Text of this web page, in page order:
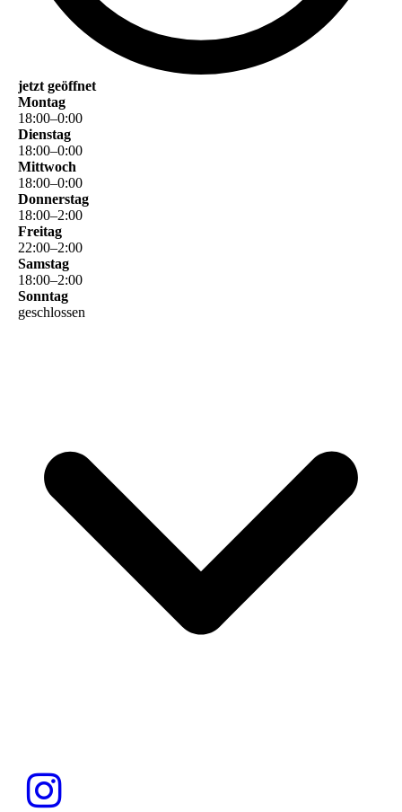
jetzt geöffnet
Montag
18:00–0:00
Dienstag
18:00–0:00
Mittwoch
18:00–0:00
Donnerstag
18:00–2:00
Freitag
22:00–2:00
Samstag
18:00–2:00
Sonntag
geschlossen